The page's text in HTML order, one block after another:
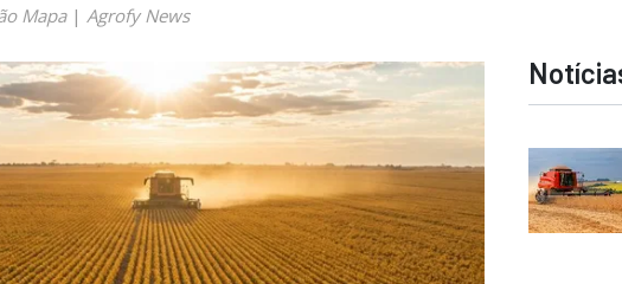
Mapa| Agrofy News